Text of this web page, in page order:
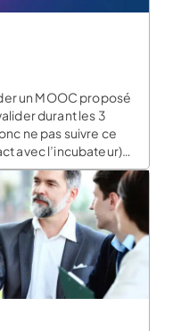
un MOOC proposé
durant les 3
ne pas suivre ce
avec l’incubateur)
incubateur d’école
d’abord ce
structure